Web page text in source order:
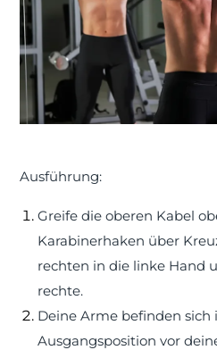
Ausführung:
Greife die oberen Kabel
Karabinerhaken über
rechten in die linke Hand
rechte.
Deine Arme befinden sich
Ausgangsposition vor